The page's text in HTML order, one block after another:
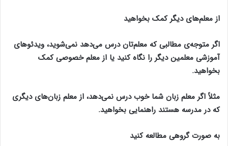
از معلم‌های دیگر کمک بخواهید
اگر متوجه‌ی مطالبی که معلم‌تان درس می‌دهد نمی‌شوید، ویدئو‌های
آموزشی معلمین دیگر را نگاه کنید یا از معلم خصوصی کمک
بخواهید.
مثلاً اگر معلم زبان شما خوب درس نمی‌دهد، از معلم زبان‌های دیگری
که در مدرسه هستند راهنمایی بخواهید.
به صورت گروهی مطالعه کنید